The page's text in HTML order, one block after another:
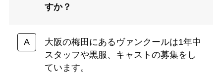
すか？
大阪の梅田にあるヴァンクールは1年中
スタッフや黒服、キャストの募集をし
ています。